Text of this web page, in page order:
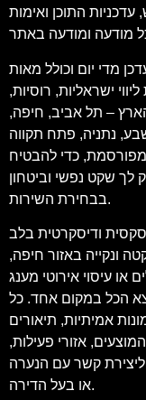
התוכן ואימות
מדי יום וכולל מאות
ישראליות, רוסיות,
– תל אביב, חיפה,
נתניה, פתח תקווה
כדי להבטיח
לך שקט נפשי וביטחון
בבחירת השירות.
ודיסקרטית בלב
ונקייה באזור חיפה,
או עיסוי אירוטי מענג
הכל במקום אחד. כל
אמיתיות, תיאורים
אזורי פעילות,
ליצירת קשר עם הנערה
או בעל הדירה.